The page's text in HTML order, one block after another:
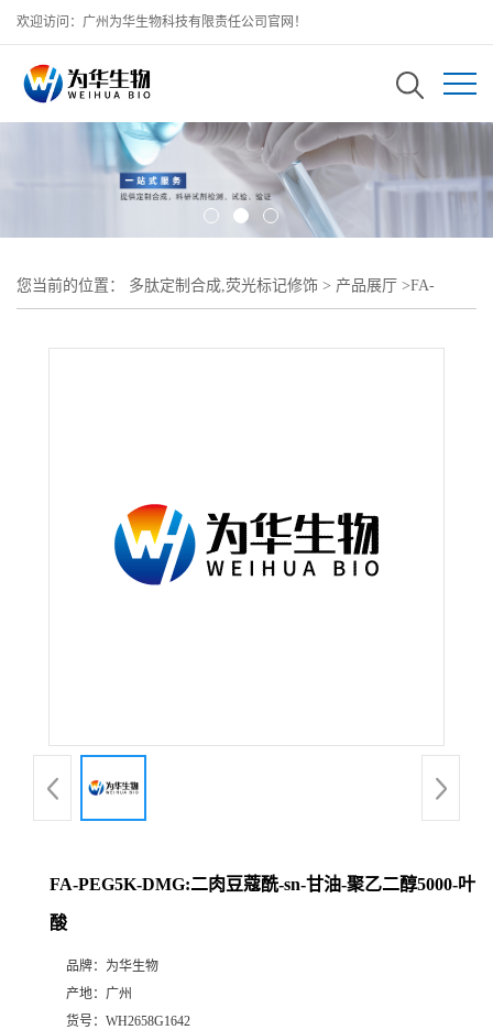
欢迎访问：广州为华生物科技有限责任公司官网！
您当前的位置： 多肽定制合成,荧光标记修饰 > 产品展厅 >FA-
FA-PEG5K-DMG:二肉豆蔻酰-sn-甘油-聚乙二醇5000-叶
酸
品牌： 为华生物
产地： 广州
货号： WH2658G1642